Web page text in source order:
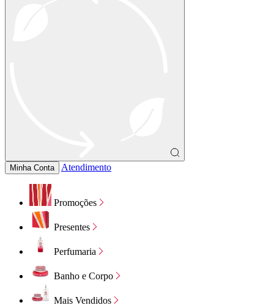
Minha Conta Atendimento
Promoções
Presentes
Perfumaria
Banho e Corpo
Mais Vendidos